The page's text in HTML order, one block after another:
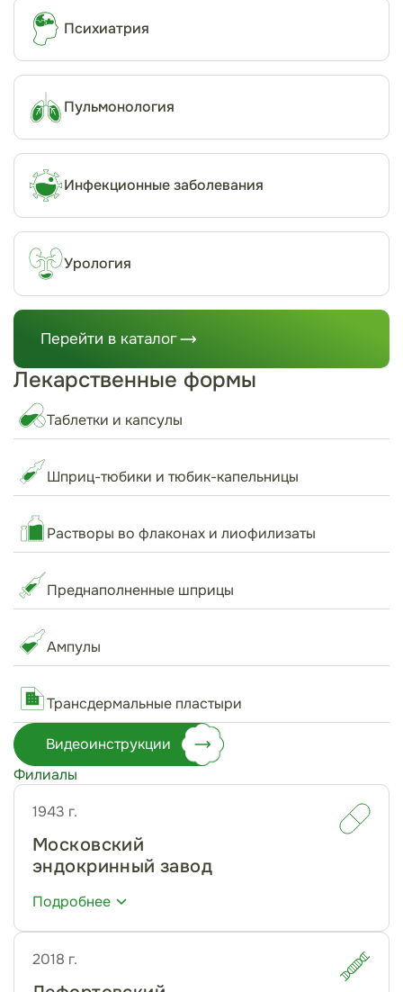
Психиатрия
Пульмонология
Инфекционные заболевания
Урология
Перейти в каталог
Лекарственные формы
Таблетки и капсулы
Шприц-тюбики и тюбик-капельницы
Растворы во флаконах и лиофилизаты
Преднаполненные шприцы
Ампулы
Трансдермальные пластыри
Видеоинструкции
Филиалы
1943 г.
Московский
эндокринный завод
15 000
Подробнее
2018 г.